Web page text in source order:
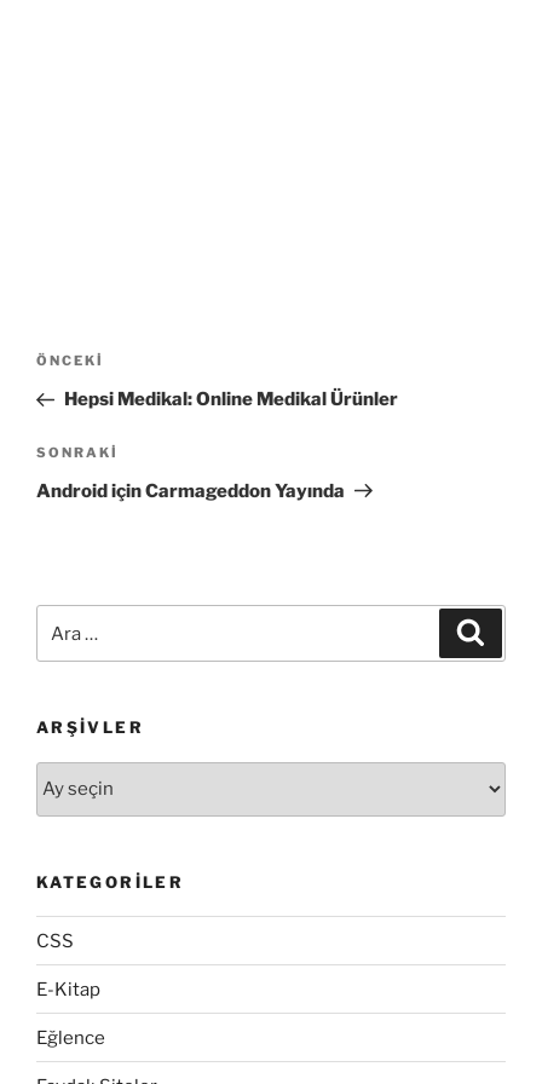
Yazı
Önceki
Yazı
ÖNCEKI
Hepsi Medikal: Online Medikal Ürünler
Sonraki
Yazı
SONRAKI
Android için Carmageddon Yayında
ARŞIVLER
KATEGORILER
CSS
E-Kitap
Eğlence